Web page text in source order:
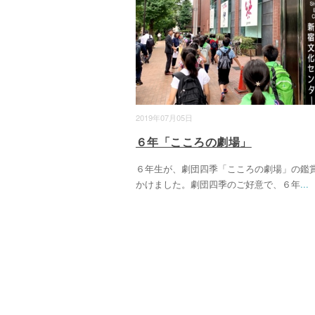
2019年07月05日
６年「こころの劇場」
６年生が、劇団四季「こころの劇場」の鑑
かけました。劇団四季のご好意で、６年...